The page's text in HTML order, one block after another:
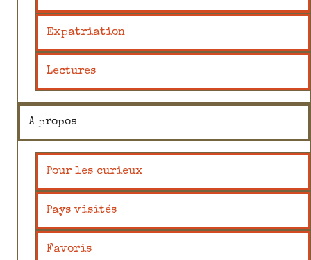
Expatriation
Lectures
A propos
Pour les curieux
Pays visités
Favoris